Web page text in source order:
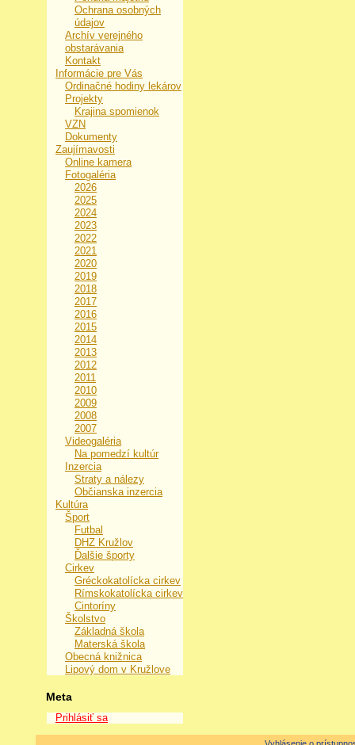
Ochrana osobných
údajov
Archív verejného
obstarávania
Kontakt
Informácie pre Vás
Ordinačné hodiny lekárov
Projekty
Krajina spomienok
VZN
Dokumenty
Zaujímavosti
Online kamera
Fotogaléria
2026
2025
2024
2023
2022
2021
2020
2019
2018
2017
2016
2015
2014
2013
2012
2011
2010
2009
2008
2007
Videogaléria
Na pomedzí kultúr
Inzercia
Straty a nálezy
Občianska inzercia
Kultúra
Šport
Futbal
DHZ Kružlov
Ďalšie športy
Cirkev
Gréckokatolícka cirkev
Rímskokatolícka cirkev
Cintoríny
Školstvo
Základná škola
Materská škola
Obecná knižnica
Lipový dom v Kružlove
Meta
Prihlásiť sa